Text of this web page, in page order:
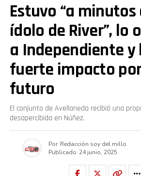
Estuvo “a minutos
ídolo de River”, lo
a Independiente y
fuerte impacto
futuro
El conjunto de Avellaneda recibió una
desapercibida en Núñez.
Por Redacción soy del millo
Publicado 24 junio, 2025